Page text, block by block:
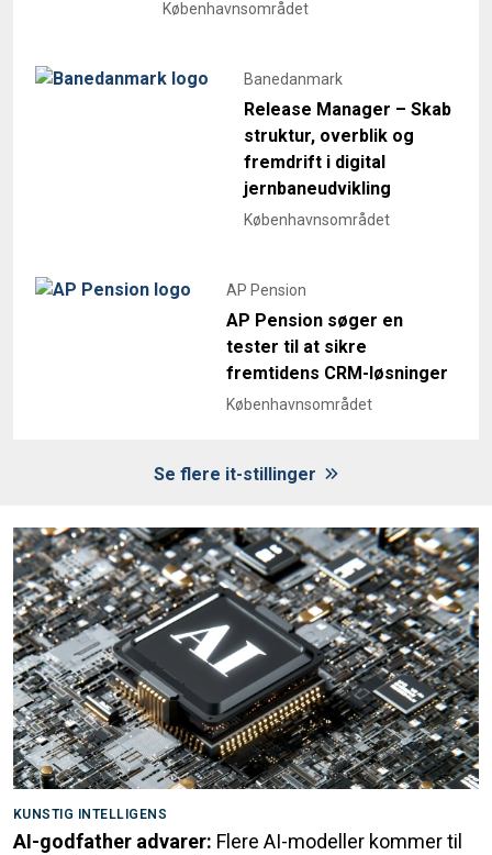
Københavnsområdet
Banedanmark
Release Manager – Skab
struktur, overblik og
fremdrift i digital
jernbaneudvikling
Københavnsområdet
AP Pension
AP Pension søger en
tester til at sikre
fremtidens CRM-løsninger
Københavnsområdet
Se flere it-stillinger
KUNSTIG INTELLIGENS
AI-godfather advarer: Flere AI-modeller kommer til